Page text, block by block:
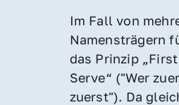
Im Fall von
Namensträgern
das Prinzip
Serve“ ("Wer
zuerst"). Da